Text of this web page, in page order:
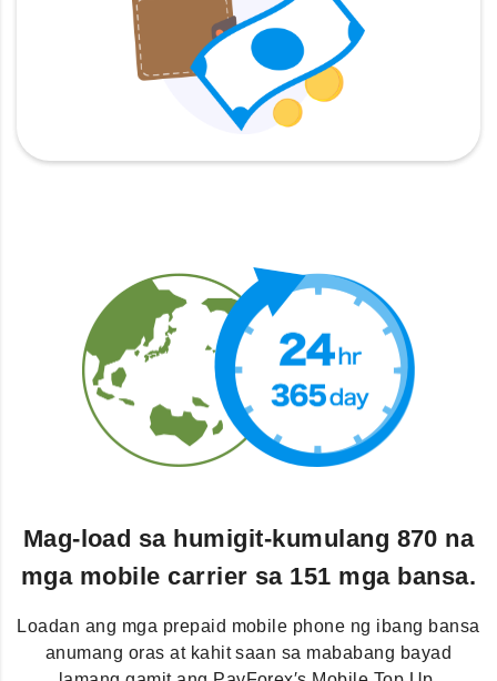
Mag-load sa humigit-kumulang 870 na
mga mobile carrier sa 151 mga bansa.
Loadan ang mga prepaid mobile phone ng ibang bansa
anumang oras at kahit saan sa mababang bayad